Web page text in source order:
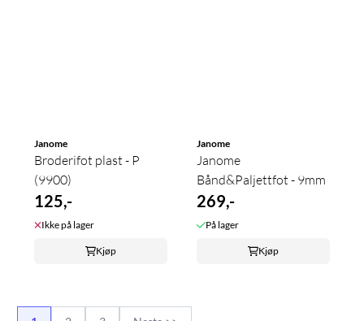
Janome
Broderifot plast - P
(9900)
125,-
Ikke på lager
Kjøp
Janome
Janome
Bånd&Paljettfot - 9mm
269,-
På lager
Kjøp